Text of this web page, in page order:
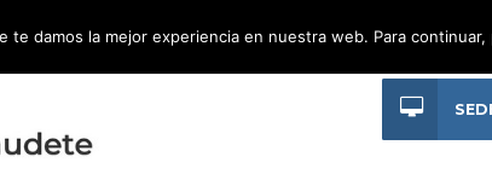
te damos la mejor experiencia en nuestra web. Para